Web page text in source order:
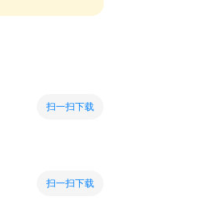
扫一扫下载
扫一扫下载